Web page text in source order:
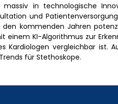
in technologische
und
kommenden Jahren
einem KI-Algorithmus zur
Kardiologen vergleichbar ist.
für Stethoskope.